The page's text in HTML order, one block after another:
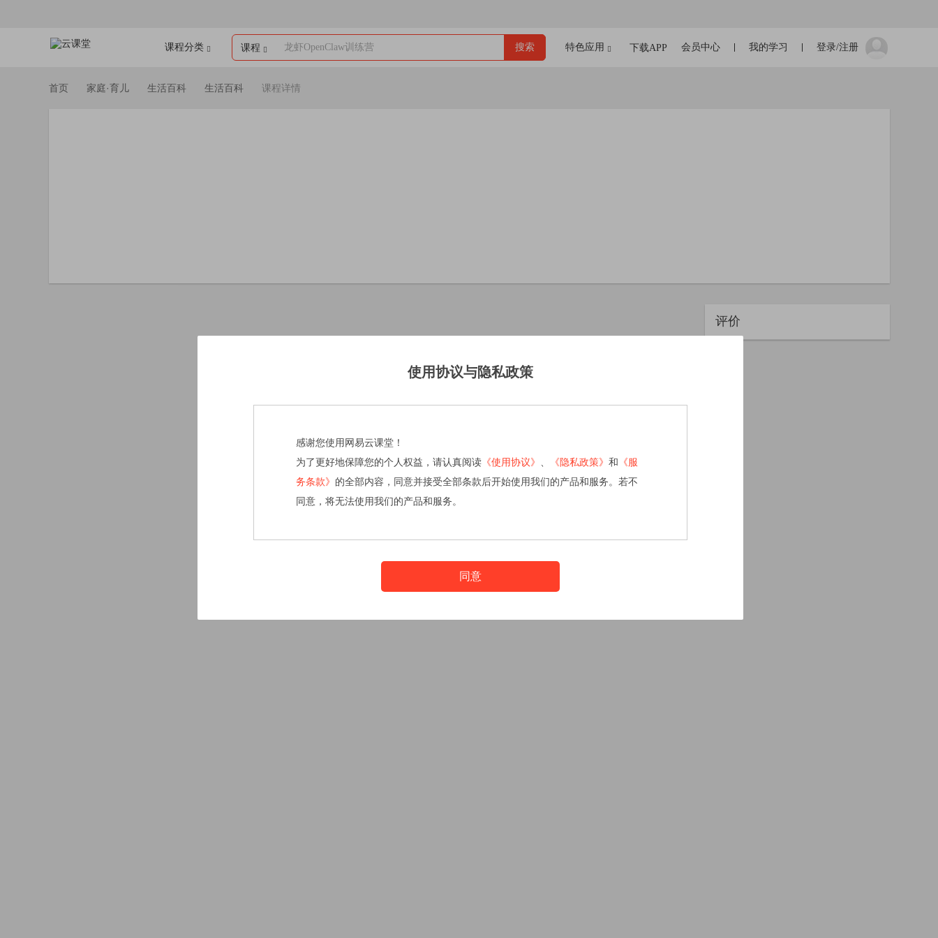
课程分类 课程 龙虾OpenClaw训练营 搜索 特色应用 下载APP 登录/注册
我的学习
会员中心
首页 家庭·育儿 生活百科 生活百科 课程详情
评价
使用协议与隐私政策
感谢您使用网易云课堂！
为了更好地保障您的个人权益，请认真阅读 《使用协议》 《隐私政策》 和 《服
务条款》 的全部内容，同意并接受全部条款后开始使用我们的产品和服务。若不
同意，将无法使用我们的产品和服务。
同意